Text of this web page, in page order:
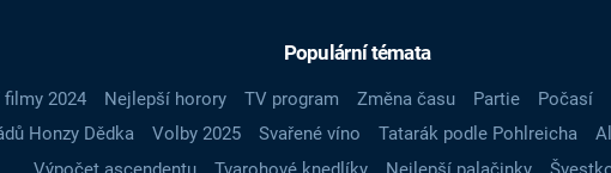
Populární témata
2024 Nejlepší horory TV program Změna času Partie Počasí
Honzy Dědka Volby 2025 Svařené víno Tatarák podle Pohlreicha